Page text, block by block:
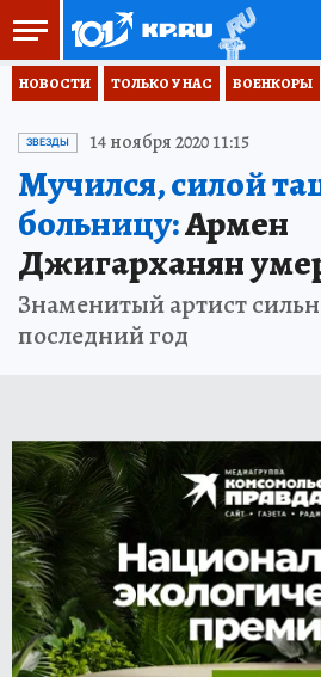
НОВОСТИ ТОЛЬКО У НАС ВОЕНКОРЫ
ЗВЕЗДЫ 14 ноября 2020 11:15
Мучился, силой
больницу:Армен
Джигарханян
Знаменитый артист
последний год